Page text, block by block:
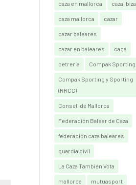
caza en mallorca caza ibiza
caza mallorca cazar
cazar baleares
cazar en baleares caça
cetrería Compak Sporting
Compak Sporting y Sporting
(RRCC)
Consell de Mallorca
Federación Balear de Caza
federación caza baleares
guardia civil
La Caza También Vota
mallorca mutuasport